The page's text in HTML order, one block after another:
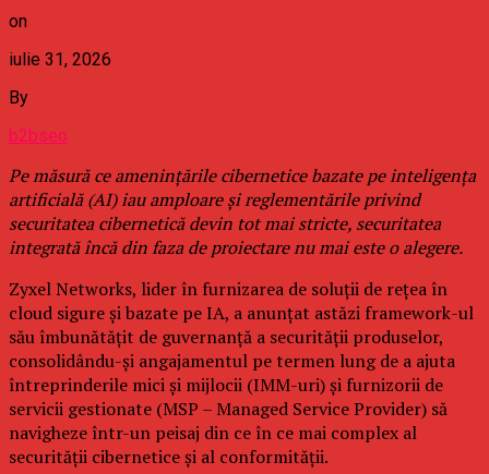
on
iulie 31, 2026
By
b2bseo
Pe măsură ce amenințările cibernetice bazate pe inteligența
artificială (AI) iau amploare și reglementările privind
securitatea cibernetică devin tot mai stricte, securitatea
integrată încă din faza de proiectare nu mai este o alegere.
Zyxel Networks, lider în furnizarea de soluții de rețea în
cloud sigure și bazate pe IA, a anunțat astăzi framework-ul
său îmbunătățit de guvernanță a securității produselor,
consolidându-și angajamentul pe termen lung de a ajuta
întreprinderile mici și mijlocii (IMM-uri) și furnizorii de
servicii gestionate (MSP – Managed Service Provider) să
navigheze într-un peisaj din ce în ce mai complex al
securității cibernetice și al conformității.